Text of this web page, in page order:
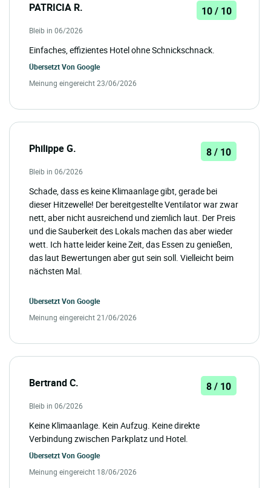
PATRICIA R. 10 / 10
Bleib in 06/2026
Einfaches, effizientes Hotel ohne Schnickschnack.
Übersetzt Von Google
Meinung eingereicht 23/06/2026
Philippe G. 8 / 10
Bleib in 06/2026
Schade, dass es keine Klimaanlage gibt, gerade bei
dieser Hitzewelle! Der bereitgestellte Ventilator war zwar
nett, aber nicht ausreichend und ziemlich laut. Der Preis
und die Sauberkeit des Lokals machen das aber wieder
wett. Ich hatte leider keine Zeit, das Essen zu genießen,
das laut Bewertungen aber gut sein soll. Vielleicht beim
nächsten Mal.
Übersetzt Von Google
Meinung eingereicht 21/06/2026
Bertrand C. 8 / 10
Bleib in 06/2026
Keine Klimaanlage. Kein Aufzug. Keine direkte
Verbindung zwischen Parkplatz und Hotel.
Übersetzt Von Google
Meinung eingereicht 18/06/2026